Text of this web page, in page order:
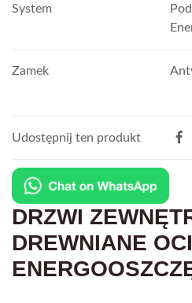
System
Zamek
Udostępnij ten produkt
DRZWI
DREWNIANE